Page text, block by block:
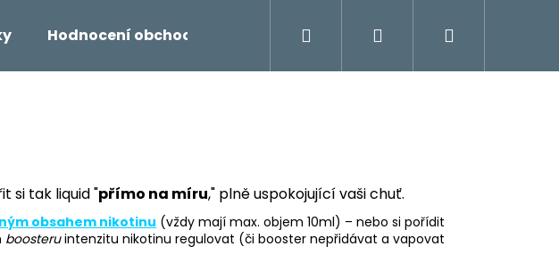
Hodnocení obchodu Napište námPřihlášení
si tak liquid "přímo na míru," plně uspokojující vaši chuť.
obsahem nikotinu (vždy mají max. objem 10ml) – nebo si pořídit
boosteruintenzitu nikotinu regulovat (či booster nepřidávat a vapovat